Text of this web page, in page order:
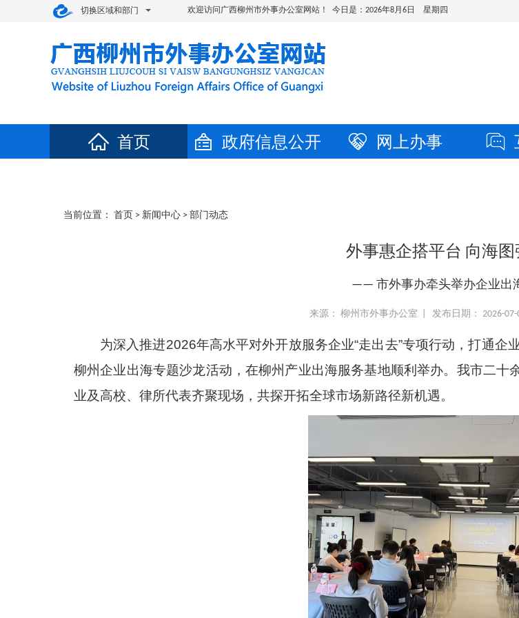
切换区域和部门 欢迎访问广西柳州市外事办公室网站！ 今日是： 2026年8月6日 星期四
首页 政府信息公开 网上办事
当前位置： 首页 > 新闻中心 > 部门动态
外事惠企搭平台 向海图
—— 市外事办牵头举办企业出
来源： 柳州市外事办公室 | 发布日期： 2026-
为深入推进2026年高水平对外开放服务企业“走出去”专项行动，打通企
柳州企业出海专题沙龙活动，在柳州产业出海服务基地顺利举办。我市二
业及高校、律所代表齐聚现场，共探开拓全球市场新路径新机遇。